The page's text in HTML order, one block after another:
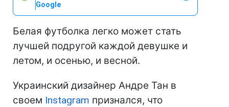
Google
Белая футболка легко может стать
лучшей подругой каждой девушке и
летом, и осенью, и весной.
Украинский дизайнер Андре Тан в
своем Instagram признался, что